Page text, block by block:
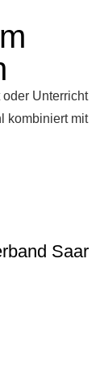
Unterricht
kombiniert mit
Saar